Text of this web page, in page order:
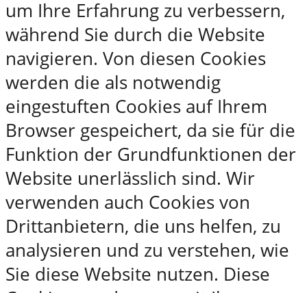
um Ihre Erfahrung zu verbessern,
während Sie durch die Website
navigieren. Von diesen Cookies
werden die als notwendig
eingestuften Cookies auf Ihrem
Browser gespeichert, da sie für die
Funktion der Grundfunktionen der
Website unerlässlich sind. Wir
verwenden auch Cookies von
Drittanbietern, die uns helfen, zu
analysieren und zu verstehen, wie
Sie diese Website nutzen. Diese